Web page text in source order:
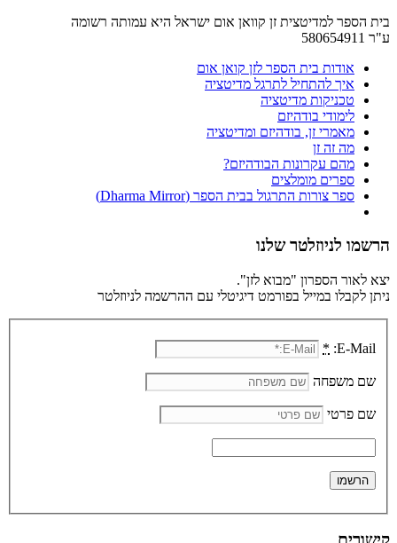
בית הספר למדיטצית זן קוואן אום ישראל היא עמותה רשומה
ע"ר 580654911
אודות בית הספר לזן קואן אום
איך להתחיל לתרגל מדיטציה
טכניקות מדיטציה
לימודי בודהיזם
מאמרי זן, בודהיזם ומדיטציה
מה זה זן
מהם עקרונות הבודהיזם?
ספרים מומלצים
ספר צורות התרגול בבית הספר (Dharma Mirror)
הרשמו לניוזלטר שלנו
יצא לאור הספרון "מבוא לזן".
ניתן לקבלו במייל בפורמט דיגיטלי עם ההרשמה לניוזלטר
E-Mail:
*
שם משפחה
שם פרטי